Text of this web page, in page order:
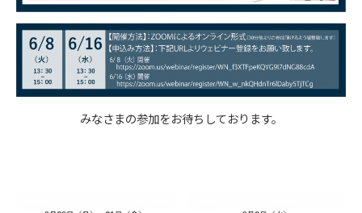
みなさまの参加をお待ちしております。